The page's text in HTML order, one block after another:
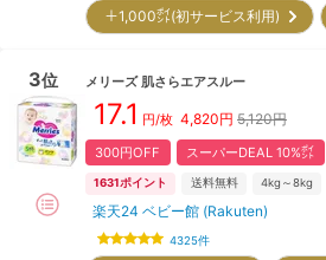
＋1,000㌽(初サービス利用)
3位 メリーズ 肌さらエアスルー
17.1 円/枚 4,820円 5,120円
300円OFF スーパーDEAL 10%㌽
1631ポイント 送料無料 4kg～8kg
楽天24 ベビー館 (Rakuten)
4325件